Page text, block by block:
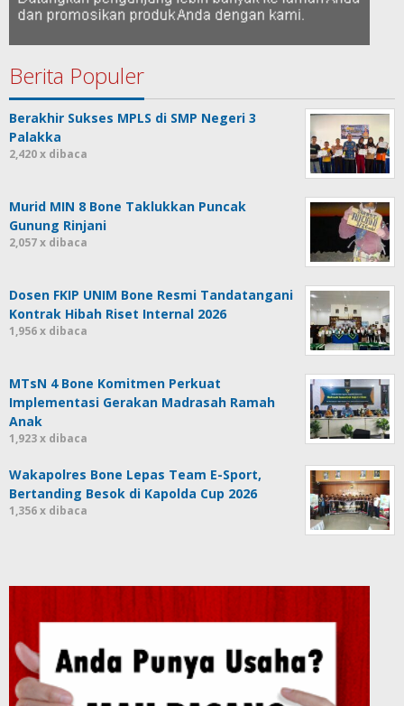
Berita Populer
Berakhir Sukses MPLS di SMP Negeri 3
Palakka
2,420 x dibaca
Murid MIN 8 Bone Taklukkan Puncak
Gunung Rinjani
2,057 x dibaca
Dosen FKIP UNIM Bone Resmi Tandatangani
Kontrak Hibah Riset Internal 2026
1,956 x dibaca
MTsN 4 Bone Komitmen Perkuat
Implementasi Gerakan Madrasah Ramah
Anak
1,923 x dibaca
Wakapolres Bone Lepas Team E-Sport,
Bertanding Besok di Kapolda Cup 2026
1,356 x dibaca